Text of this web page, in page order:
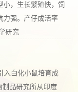
小，生长繁殖快，饲
力强。产仔成活率
研究
入白化小鼠培育成
品研究所从印度